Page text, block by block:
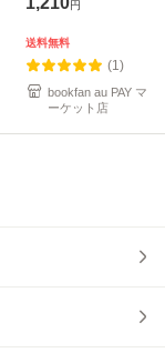
円
送料無料
(1)
bookfan au PAY マ
ーケット店